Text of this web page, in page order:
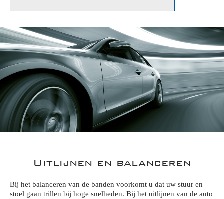
Uitlijnen en balanceren
Bij het balanceren van de banden voorkomt u dat uw stuur en
stoel gaan trillen bij hoge snelheden. Bij het uitlijnen van de auto